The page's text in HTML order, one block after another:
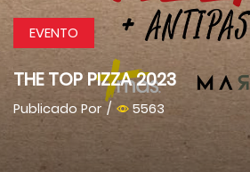
EVENTO
THE TOP PIZZA 2023
Publicado Por / 5563